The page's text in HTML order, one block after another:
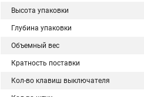
Высота упаковки
Глубина упаковки
Объемный вес
Кратность поставки
Кол-во клавиш выключателя